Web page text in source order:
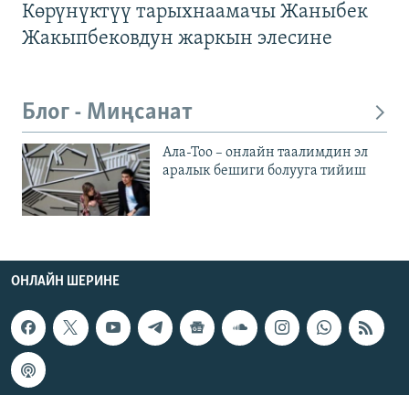
Көрүнүктүү тарыхнаамачы Жаныбек
Жакыпбековдун жаркын элесине
Блог - Миңсанат
Ала-Тоо – онлайн таалимдин эл
аралык бешиги болууга тийиш
ОНЛАЙН ШЕРИНЕ